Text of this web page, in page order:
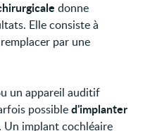
donne
Elle consiste à
par une
un appareil auditif
possibled'implanter
Un implant cochléaire